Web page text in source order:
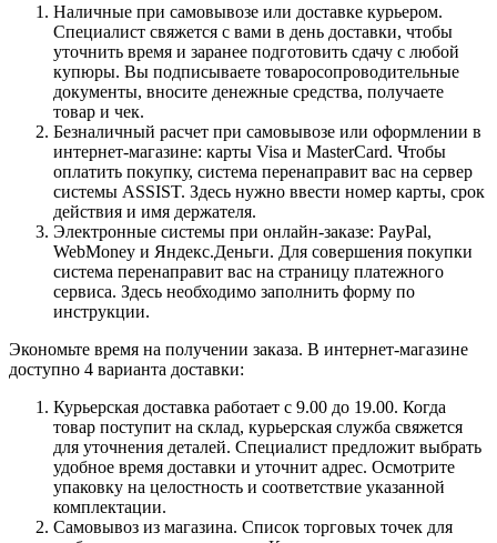
Наличные при самовывозе или доставке курьером.
Специалист свяжется с вами в день доставки, чтобы
уточнить время и заранее подготовить сдачу с любой
купюры. Вы подписываете товаросопроводительные
документы, вносите денежные средства, получаете
товар и чек.
Безналичный расчет при самовывозе или оформлении в
интернет-магазине: карты Visa и MasterCard. Чтобы
оплатить покупку, система перенаправит вас на сервер
системы ASSIST. Здесь нужно ввести номер карты, срок
действия и имя держателя.
Электронные системы при онлайн-заказе: PayPal,
WebMoney и Яндекс.Деньги. Для совершения покупки
система перенаправит вас на страницу платежного
сервиса. Здесь необходимо заполнить форму по
инструкции.
Экономьте время на получении заказа. В интернет-магазине
доступно 4 варианта доставки:
Курьерская доставка работает с 9.00 до 19.00. Когда
товар поступит на склад, курьерская служба свяжется
для уточнения деталей. Специалист предложит выбрать
удобное время доставки и уточнит адрес. Осмотрите
упаковку на целостность и соответствие указанной
комплектации.
Самовывоз из магазина. Список торговых точек для